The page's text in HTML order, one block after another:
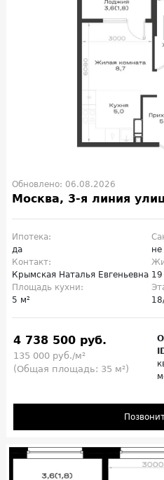
Обновлено: 06.08.2026
Москва, 3-я линия
Ипотека:
да
не
Контакт:
Крымская Наталья Евгеньевна 19
Площадь кухни:
5 м²
4 738 500 руб.
135 000 руб./м²
(Общая площадь: 35 м²)